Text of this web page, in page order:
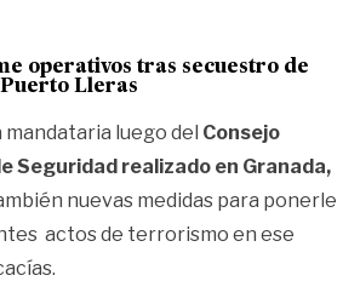
operativos tras secuestro de
Lleras
mandataria luego del Consejo
Seguridad realizado en Granada,
nuevas medidas para ponerle
actos de terrorismo en ese